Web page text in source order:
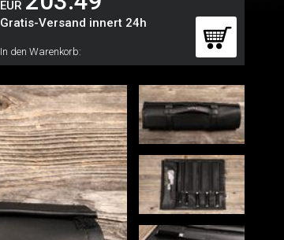
EUR
Gratis-Versand innert 24h
In den Warenkorb: